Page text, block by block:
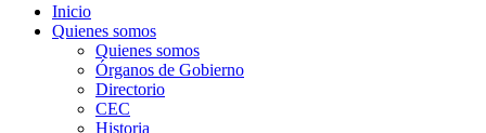
Inicio
Quienes somos
Quienes somos
Órganos de Gobierno
Directorio
CEC
Historia